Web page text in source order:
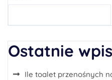
Ostatnie
Ile toalet przenośnych